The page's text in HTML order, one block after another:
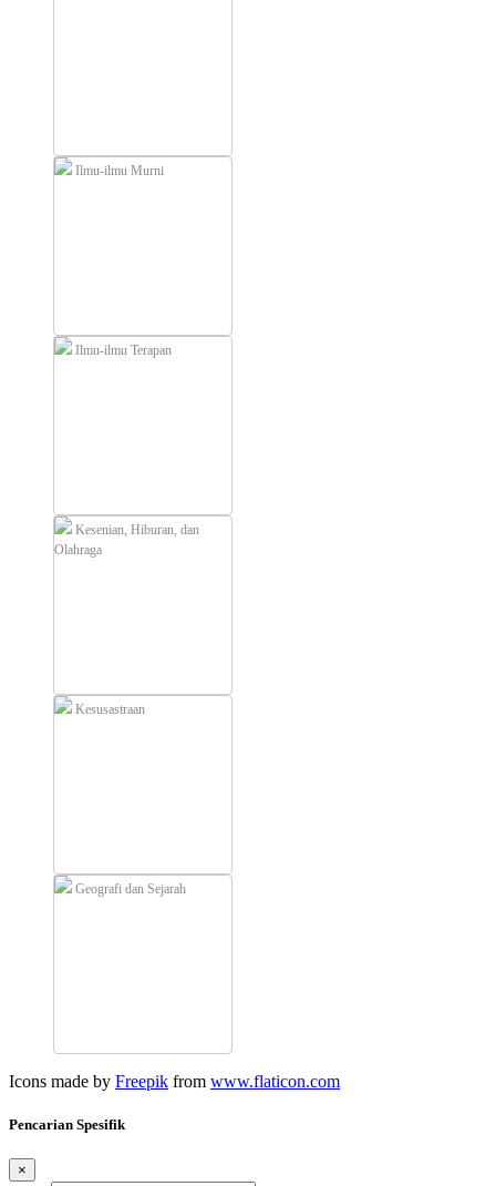
Ilmu-ilmu Murni
Ilmu-ilmu Terapan
Kesenian, Hiburan, dan
Olahraga
Kesusastraan
Geografi dan Sejarah
Icons made by Freepik from www.flaticon.com
Pencarian Spesifik
×